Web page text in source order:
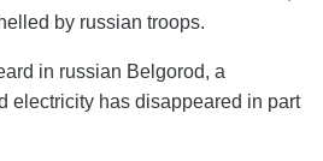
by russian troops.
in russian Belgorod, a
electricity has disappeared in part